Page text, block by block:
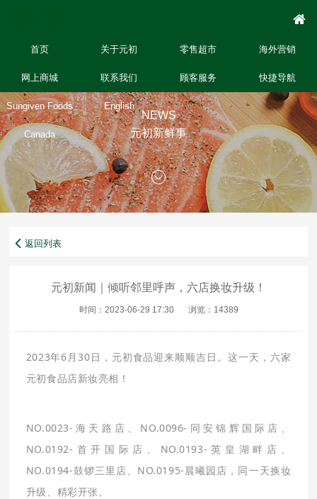
首页 关于元初 零售超市 海外营销
网上商城 联系我们 顾客服务 快捷导航
Sungiven Foods
Canada
English
NEWS
元初新鲜事
返回列表
元初新闻｜倾听邻里呼声，六店换妆升级！
时间：2023-06-29 17:30 浏览：14389
2023年6月30日，元初食品迎来顺顺吉日。 这一天，六家
元初食品店新妆亮相！
NO.0023-海天路店、NO.0096-同安锦辉国际店、
NO.0192-首开国际店、NO.0193-英皇湖畔店、
NO.0194-鼓锣三里店、NO.0195- 晨曦园店，同一天换妆
升级、精彩开张。